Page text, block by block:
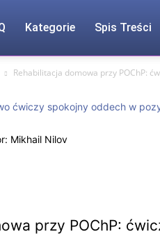
Kategorie Spis Treści
Rehabilitacja domowa przy POChP:
Mikhail Nilov
przy POChP: